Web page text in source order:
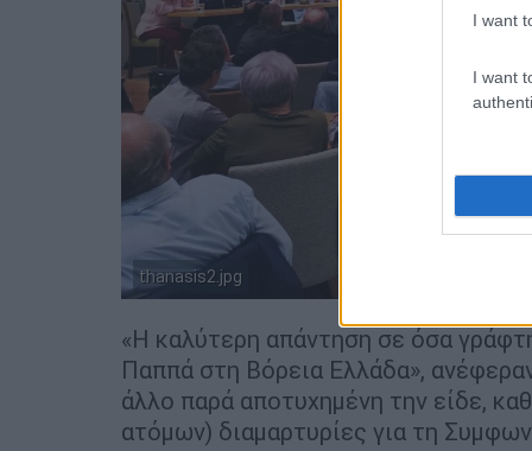
I want
I want
thanasis2.jpg
«Η καλύτερη απάντηση σε όσα
Παππά στη Βόρεια Ελλάδα»,
άλλο παρά αποτυχημένη την είδε,
ατόμων) διαμαρτυρίες για τη